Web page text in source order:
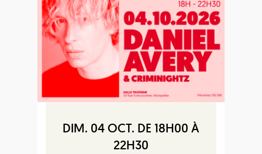
DIM. 04 OCT. DE 18H00 À
22H30